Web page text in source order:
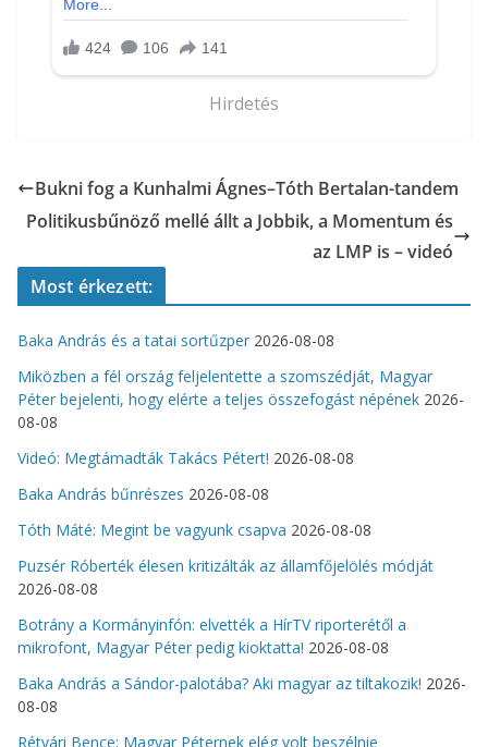
Hirdetés
Bukni fog a Kunhalmi Ágnes–Tóth Bertalan-tandem
Politikusbűnöző mellé állt a Jobbik, a Momentum és
az LMP is – videó
Most érkezett:
Baka András és a tatai sortűzper 2026-08-08
Miközben a fél ország feljelentette a szomszédját, Magyar
Péter bejelenti, hogy elérte a teljes összefogást népének 2026-
08-08
Videó: Megtámadták Takács Pétert! 2026-08-08
Baka András bűnrészes 2026-08-08
Tóth Máté: Megint be vagyunk csapva 2026-08-08
Puzsér Róberték élesen kritizálták az államfőjelölés módját
2026-08-08
Botrány a Kormányinfón: elvették a HírTV riporterétől a
mikrofont, Magyar Péter pedig kioktatta! 2026-08-08
Baka András a Sándor-palotába? Aki magyar az tiltakozik! 2026-
08-08
Rétvári Bence: Magyar Péternek elég volt beszélnie